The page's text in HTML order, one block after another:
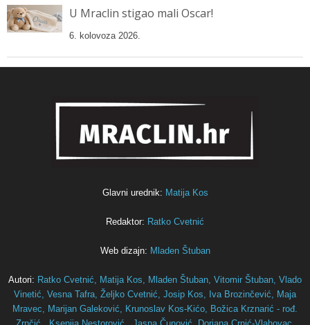
U Mraclin stigao mali Oscar!
6. kolovoza 2026.
Glavni urednik: Matija Kos
Redaktor: Ratko Cvetnić
Web dizajn: Mladen Štuban
Autori: Ratko Cvetnić, Matija Kos, Mladen Štuban, Vitomir Štuban, Vlado
Vinetić, Vesna Tafra, Željko Cvetnić, Josip Kos, Iva Brozinčević, Maja
Mravec, Marijan Galeković, Krunoslav Kos-Kićo, Božica Krznarić - rođ.